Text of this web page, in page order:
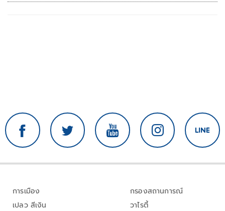
การเมือง
เปลว สีเงิน
กรองสถานการณ์
วาไรตี้